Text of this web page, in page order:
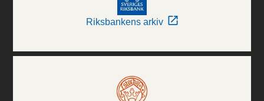
Riksbankens arkiv